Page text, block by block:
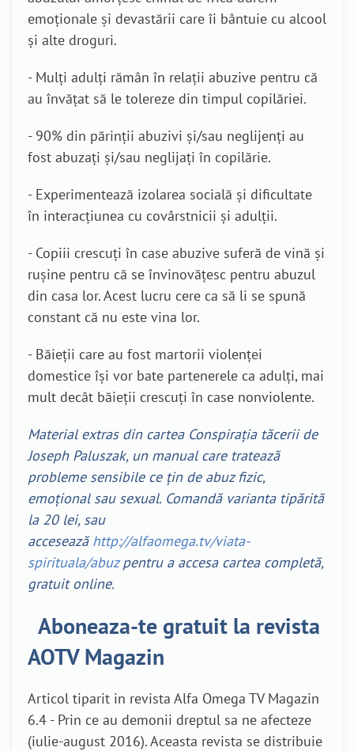
emoționale și devastării care îi bântuie cu alcool
și alte droguri.
- Mulți adulți rămân în relații abuzive pentru că
au învățat să le tolereze din timpul copilăriei.
- 90% din părinții abuzivi și/sau neglijenți au
fost abuzați și/sau neglijați în copilărie.
- Experimentează izolarea socială și dificultate
în interacțiunea cu covârstnicii și adulții.
- Copiii crescuți în case abuzive suferă de vină și
rușine pentru că se învinovățesc pentru abuzul
din casa lor. Acest lucru cere ca să li se spună
constant că nu este vina lor.
- Băieții care au fost martorii violenței
domestice își vor bate partenerele ca adulți, mai
mult decât băieții crescuți în case nonviolente.
Material extras din cartea Conspirația tăcerii de
Joseph Paluszak, un manual care tratează
probleme sensibile ce țin de abuz fizic,
emoțional sau sexual. Comandă varianta tipărită
la 20 lei, sau
acceseazăhttp://alfaomega.tv/viata-
spirituala/abuzpentru a accesa cartea completă,
gratuit online.
Aboneaza-te gratuit la revista
AOTV Magazin
Articol tiparit in revista Alfa Omega TV Magazin
6.4 - Prin ce au demonii dreptul sa ne afecteze
(iulie-august 2016). Aceasta revista se distribuie